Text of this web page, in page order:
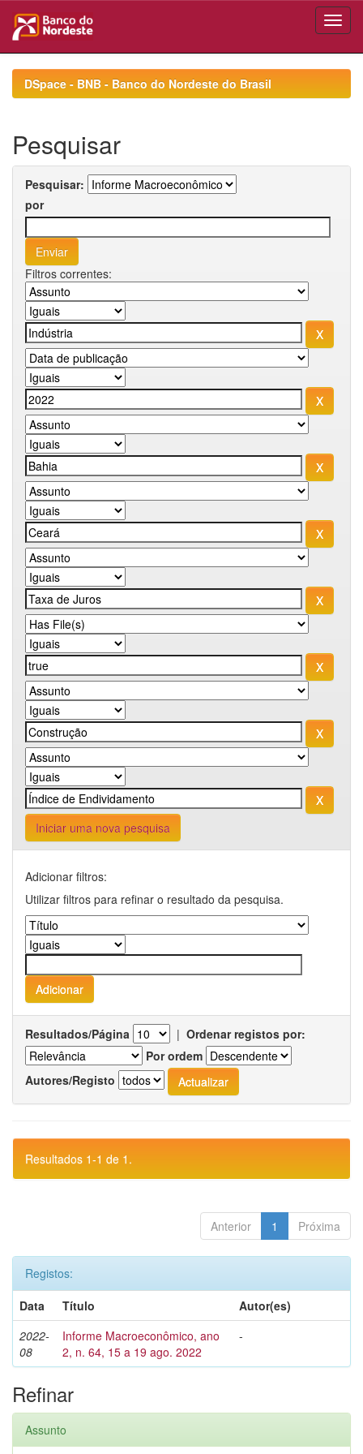
navigationDSpace - BNB - Banco do Nordeste do Brasil
Pesquisar
Pesquisar:
por
Filtros correntes:
Iniciar uma nova pesquisa
Adicionar filtros:
Utilizar filtros para refinar o resultado da pesquisa.
Resultados/Página | Ordenar registos por:
Por ordem
Autores/Registo
Resultados 1-1 de 1.
Anterior 1 Próxima
Registos:
Data
Título
Autor(es)
2022-
08
Informe Macroeconômico, ano
2, n. 64, 15 a 19 ago. 2022
-
Refinar
Assunto